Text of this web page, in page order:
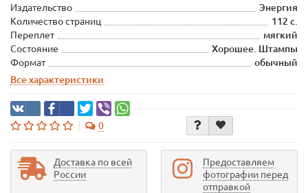
Издательство
Энергия
Количество страниц
112 с.
Переплет
мягкий
Состояние
Хорошее. Штампы
Формат
обычный
Все характеристики
0
Доставка по всей
России
Предоставляем
фотографии перед
отправкой